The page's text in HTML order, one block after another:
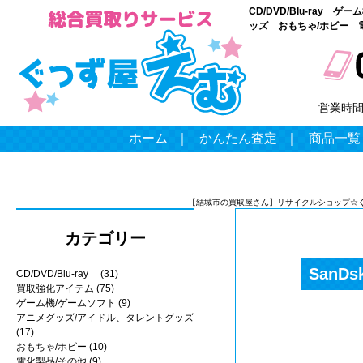
CD/DVD/Blu-ray ゲーム
ッズ おもちゃ/ホビー
営業時間
ホーム かんたん査定 商品一覧
【結城市の買取屋さん】リサイクルショップ☆
カテゴリー
CD/DVD/Blu-ray
(31)
買取強化アイテム (75)
ゲーム機/ゲームソフト (9)
アニメグッズ/アイドル、タレントグッズ
(17)
おもちゃ/ホビー (10)